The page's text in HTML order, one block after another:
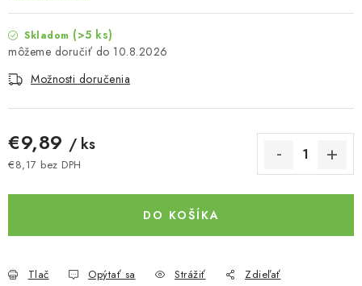
Skladom (>5 ks)
10.8.2026
Možnosti doručenia
€9,89 / ks
€8,17 bez DPH
DO KOŠÍKA
Tlač Opýtať sa Strážiť Zdieľať